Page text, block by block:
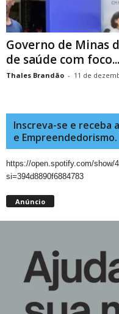
Governo de Minas
de saúde com foco...
Thales Brandão - 11 de
Inscreva-se e receba
e Empreendedorismo.
https://open.spotify.com/show/
si=394d8890f6884783
Anúncio